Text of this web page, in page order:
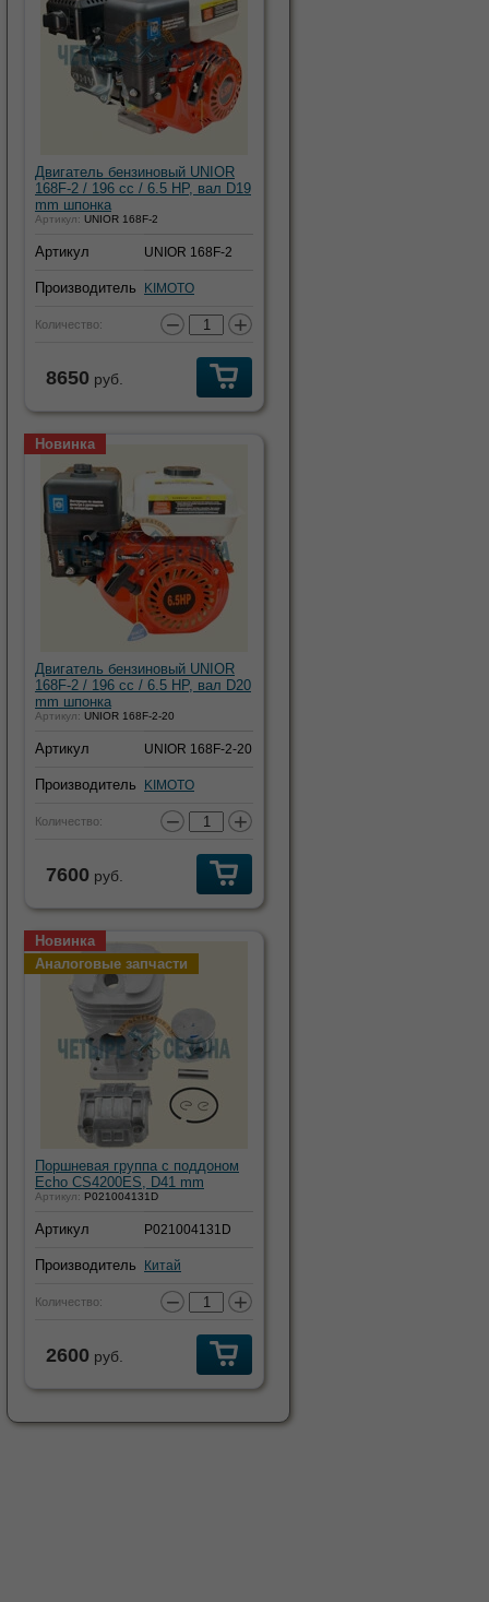
Двигатель бензиновый UNIOR
168F-2 / 196 cc / 6.5 HP, вал D19
mm шпонка
Артикул: UNIOR 168F-2
Артикул UNIOR 168F-2
Производитель KIMOTO
Количество: − +
8650 руб.
Новинка
Двигатель бензиновый UNIOR
168F-2 / 196 cc / 6.5 HP, вал D20
mm шпонка
Артикул: UNIOR 168F-2-20
Артикул UNIOR 168F-2-20
Производитель KIMOTO
Количество: − +
7600 руб.
Новинка
Аналоговые запчасти
Поршневая группа с поддоном
Echo CS4200ES, D41 mm
Артикул: P021004131D
Артикул P021004131D
Производитель Китай
Количество: − +
2600 руб.